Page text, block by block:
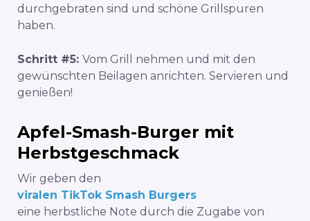
durchgebraten sind und schöne Grillspuren
haben.
Schritt #5: Vom Grill nehmen und mit den
gewünschten Beilagen anrichten. Servieren und
genießen!
Apfel-Smash-Burger mit
Herbstgeschmack
Wir geben den
viralen TikTok Smash Burgers
eine herbstliche Note durch die Zugabe von